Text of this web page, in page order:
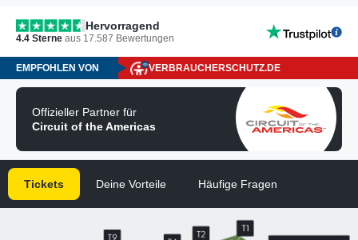
Hervorragend
4.4 Sterne aus 17.587 Bewertungen
EMPFOHLEN VON VERBRAUCHERSCHUTZ.DE
Offizieller Partner für
Circuit of the Americas
Tickets Deine Vorteile Häufige Fragen